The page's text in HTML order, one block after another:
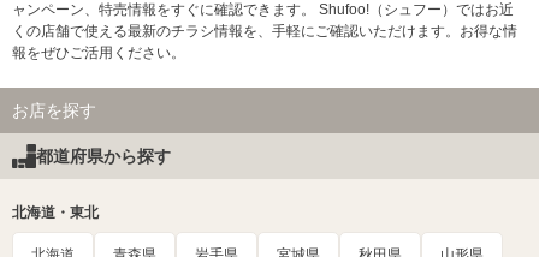
ャンペーン、特売情報をすぐに確認できます。 Shufoo!（シュフー）ではお近
くの店舗で使える最新のチラシ情報を、手軽にご確認いただけます。お得な情
報をぜひご活用ください。
お店を探す
都道府県から探す
北海道・東北